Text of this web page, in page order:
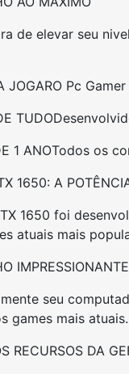
de elevar seu
JOGARO Pc
TUDO
1 ANOTodos os
1650: A
1650 foi
atuais mais
IMPRESSIONANTE
seu
games mais atuais.
RECURSOS DA